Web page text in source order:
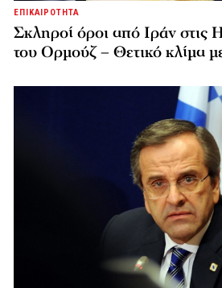
ΕΠΙΚΑΙΡΟΤΗΤΑ
Σκληροί όροι από Ιράν στις
του Ορμούζ – Θετικό κλίμα